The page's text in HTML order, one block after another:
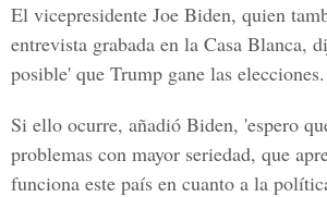
El vicepresidente Joe Biden, quien
entrevista grabada en la Casa Blanca,
posible' que Trump gane las elecciones.
Si ello ocurre, añadió Biden, 'espero
problemas con mayor seriedad, que
funciona este país en cuanto a la